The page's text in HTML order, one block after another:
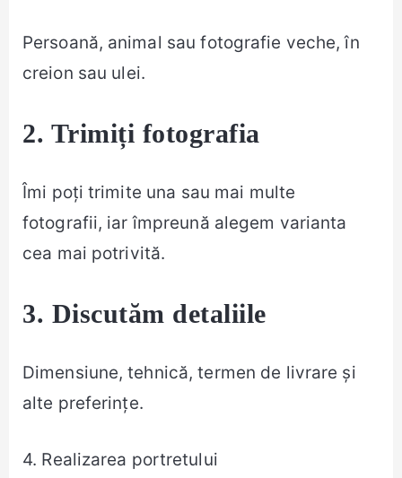
Persoană, animal sau fotografie veche, în
creion sau ulei.
2. Trimiți fotografia
Îmi poți trimite una sau mai multe
fotografii, iar împreună alegem varianta
cea mai potrivită.
3. Discutăm detaliile
Dimensiune, tehnică, termen de livrare și
alte preferințe.
4. Realizarea portretului